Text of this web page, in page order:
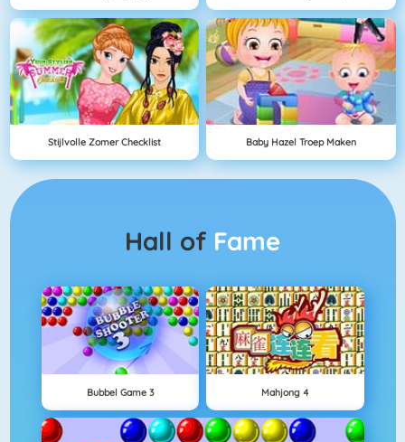
Stijlvolle Zomer Checklist Baby Hazel Troep Maken
Hall of Fame
Bubbel Game 3 Mahjong 4